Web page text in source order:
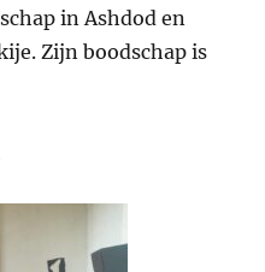
in Ashdod en
Zijn boodschap is